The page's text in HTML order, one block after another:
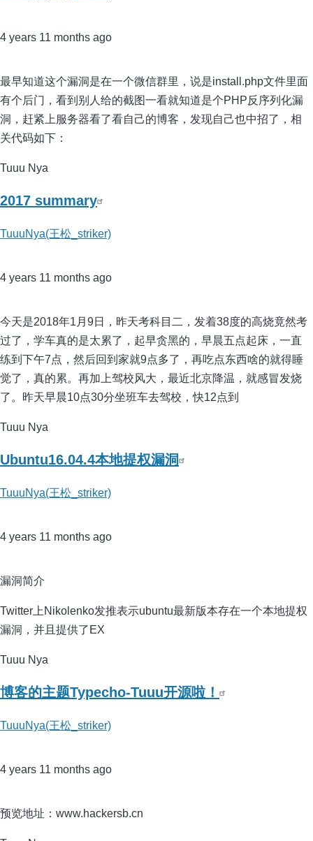
4 years 11 months ago
最早知道这个漏洞是在一个微信群里，说是install.php文件里面
有个后门，看到别人给的截图一看就知道是个PHP反序列化漏
洞，赶紧上服务器看了看自己的博客，发现自己也中招了，相
关代码如下：
Tuuu Nya
2017 summary
TuuuNya(王松_striker)
4 years 11 months ago
今天是2018年1月9日，昨天考科目二，发着38度的高烧竟然考
过了，学车真的是太累了，起早贪黑的，早晨五点起床，一直
练到下午7点，然后回到家就9点多了，再吃点东西啥的就得睡
觉了，真的累。再加上驾校风大，最近北京降温，就感冒发烧
了。昨天早晨10点30分坐班车去驾校，快12点到
Tuuu Nya
Ubuntu16.04.4本地提权漏洞
TuuuNya(王松_striker)
4 years 11 months ago
漏洞简介
Twitter上Nikolenko发推表示ubuntu最新版本存在一个本地提权
漏洞，并且提供了EX
Tuuu Nya
博客的主题Typecho-Tuuu开源啦！
TuuuNya(王松_striker)
4 years 11 months ago
预览地址：www.hackersb.cn